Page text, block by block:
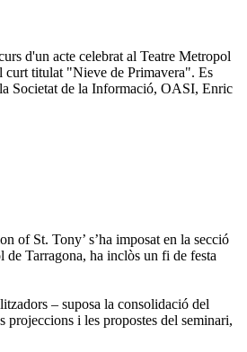
d'un acte celebrat al Teatre Metropol
curt titulat "Nieve de Primavera". Es
Societat de la Informació, OASI, Enric
of St. Tony’ s’ha imposat en la secció
Tarragona, ha inclòs un fi de festa
– suposa la consolidació del
projeccions i les propostes del seminari,